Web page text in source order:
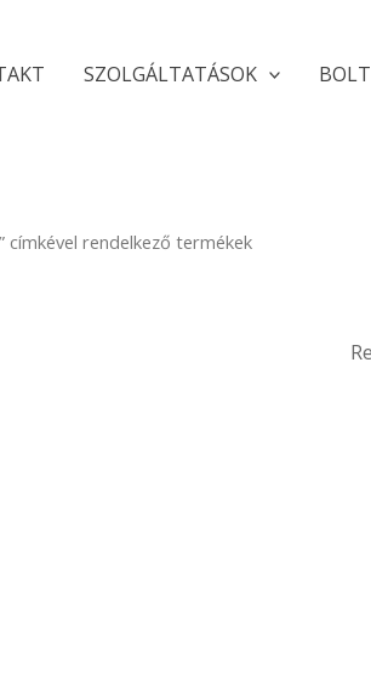
SZOLGÁLTATÁSOK BOLT
címkével rendelkező termékek